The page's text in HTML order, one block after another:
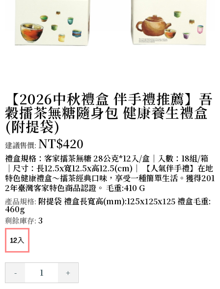
【2026中秋禮盒 伴手禮推薦】吾
穀擂茶無糖隨身包 健康養生禮盒
(附提袋)
建議售價: NT$420
禮盒規格：客家擂茶無糖 28公克*12入/盒｜入數：18組/箱
｜尺寸：長12.5x寬12.5x高12.5(cm)｜ 【人氣伴手禮】在地
特色健康禮盒～擂茶經典口味，享受一種簡單生活。獲得201
2年臺灣客家特色商品認證。 毛重:410 G
產品規格: 附提袋 禮盒長寬高(mm):125x125x125 禮盒毛重:
460g
剩餘庫存: 3
- +